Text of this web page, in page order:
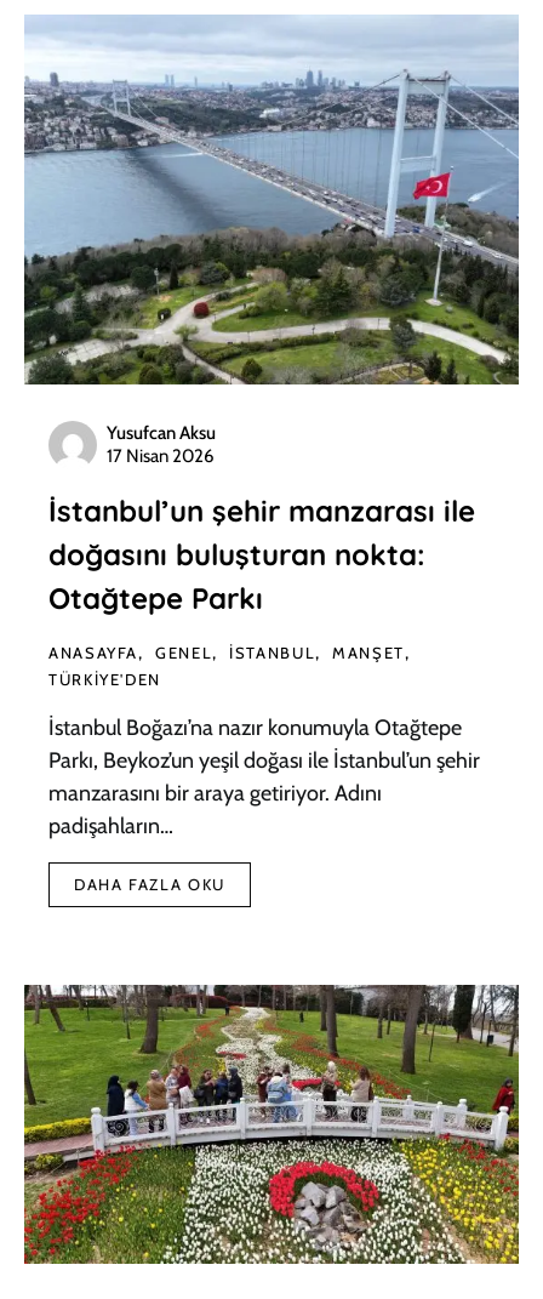
Yusufcan Aksu
17 Nisan 2026
İstanbul’un şehir manzarası ile
doğasını buluşturan nokta:
Otağtepe Parkı
ANASAYFA GENEL İSTANBUL
MANŞET
TÜRKIYE'DEN
İstanbul Boğazı’na nazır konumuyla Otağtepe
Parkı, Beykoz’un yeşil doğası ile İstanbul’un şehir
manzarasını bir araya getiriyor. Adını
padişahların…
DAHA FAZLA OKU